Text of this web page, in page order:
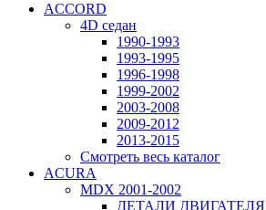
ACCORD
4D седан
1990-1993
1993-1995
1996-1998
1999-2002
2003-2008
2009-2012
2013-2015
Смотреть весь каталог
ACURA
MDX 2001-2002
ДЕТАЛИ ДВИГАТЕЛЯ